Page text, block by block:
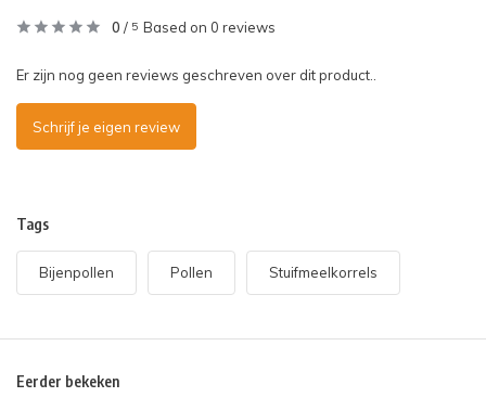
0 / 5 Based on 0 reviews
Er zijn nog geen reviews geschreven over dit product..
Schrijf je eigen review
Tags
Bijenpollen Pollen Stuifmeelkorrels
Eerder bekeken